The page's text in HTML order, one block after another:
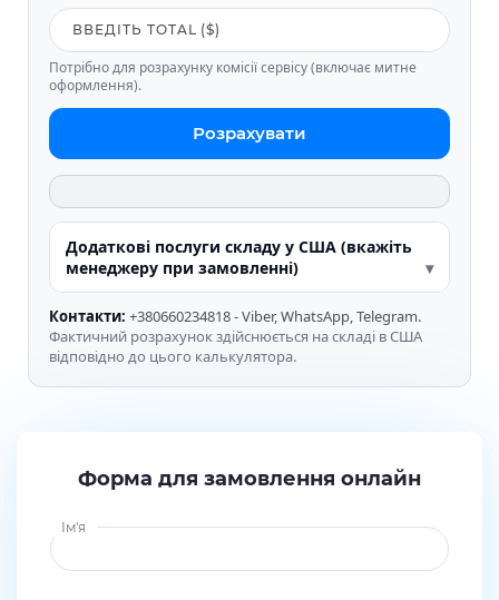
Потрібно для розрахунку комісії сервісу (включає митне
оформлення).
Розрахувати
Додаткові послуги складу у США (вкажіть
менеджеру при замовленні)
Контакти: +380660234818 - Viber, WhatsApp, Telegram.
Фактичний розрахунок здійснюється на складі в США
відповідно до цього калькулятора.
Форма для замовлення онлайн
Ім'я